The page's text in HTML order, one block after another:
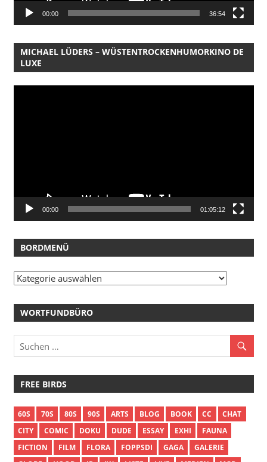
00:00 36:54
MICHAEL LÜDERS – WÜSTENTROCKENHUMORKINO DE
LUXE
00:00 01:05:12
BORDMENÜ
Bordmenü
WORTFUNDBÜRO
FREE BIRDS
60S 70S 80S 90S ARTS BLOG BOOK CC
CHAT
CITY
COMIC DOKU DUDE ESSAY EXHI
FAUNA
FICTION
FILM FLORA FOPPSDI GAGA
GALERIE